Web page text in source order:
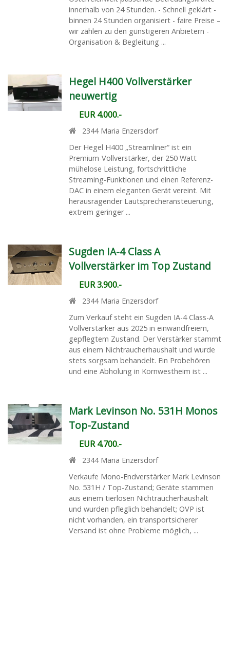
innerhalb von 24 Stunden. - Schnell geklärt -
binnen 24 Stunden organisiert - faire Preise –
wir zählen zu den günstigeren Anbietern -
Organisation & Begleitung ...
Hegel H400 Vollverstärker
neuwertig
EUR 4.000.-
2344 Maria Enzersdorf
Der Hegel H400 „Streamliner“ ist ein
Premium-Vollverstärker, der 250 Watt
mühelose Leistung, fortschrittliche
Streaming-Funktionen und einen Referenz-
DAC in einem eleganten Gerät vereint. Mit
herausragender Lautsprecheransteuerung,
extrem geringer ...
Sugden IA-4 Class A
Vollverstärker im Top Zustand
EUR 3.900.-
2344 Maria Enzersdorf
Zum Verkauf steht ein Sugden IA-4 Class-A
Vollverstärker aus 2025 in einwandfreiem,
gepflegtem Zustand. Der Verstärker stammt
aus einem Nichtraucherhaushalt und wurde
stets sorgsam behandelt. Ein Probehören
und eine Abholung in Kornwestheim ist ...
Mark Levinson No. 531H Monos
Top-Zustand
EUR 4.700.-
2344 Maria Enzersdorf
Verkaufe Mono-Endverstärker Mark Levinson
No. 531H / Top-Zustand; Geräte stammen
aus einem tierlosen Nichtraucherhaushalt
und wurden pfleglich behandelt; OVP ist
nicht vorhanden, ein transportsicherer
Versand ist ohne Probleme möglich, ...